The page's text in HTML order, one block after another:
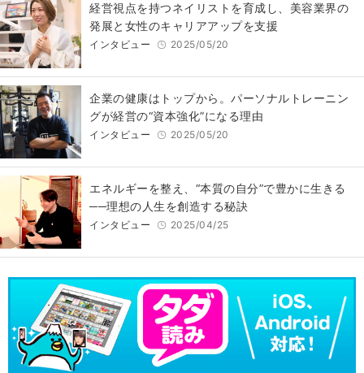
経営視点を持つネイリストを育成し、美容業界の
発展と女性のキャリアアップを支援
インタビュー 2025/05/20
企業の健康はトップから。パーソナルトレーニン
グが経営の“資本強化”になる理由
インタビュー 2025/05/20
エネルギーを整え、“本質の自分”で豊かに生きる
──理想の人生を創造する秘訣
インタビュー 2025/04/25